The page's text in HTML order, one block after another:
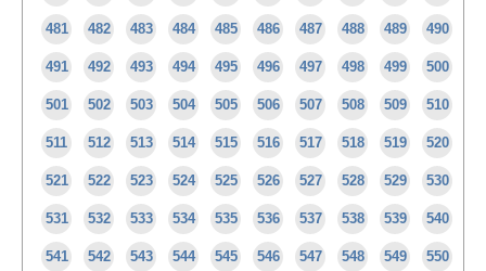
481 482 483 484 485 486 487 488 489 490
491 492 493 494 495 496 497 498 499 500
501 502 503 504 505 506 507 508 509 510
511 512 513 514 515 516 517 518 519 520
521 522 523 524 525 526 527 528 529 530
531 532 533 534 535 536 537 538 539 540
541 542 543 544 545 546 547 548 549 550